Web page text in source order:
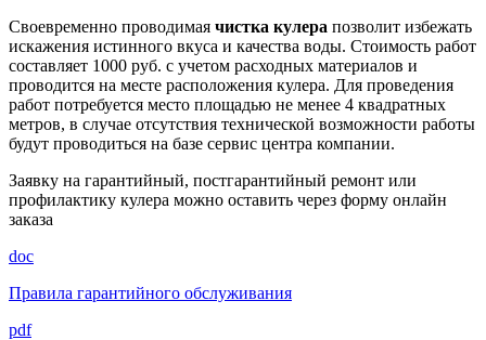
Своевременно проводимая чистка кулера позволит избежать
искажения истинного вкуса и качества воды. Стоимость работ
составляет 1000 руб. с учетом расходных материалов и
проводится на месте расположения кулера. Для проведения
работ потребуется место площадью не менее 4 квадратных
метров, в случае отсутствия технической возможности работы
будут проводиться на базе сервис центра компании.
Заявку на гарантийный, постгарантийный ремонт или
профилактику кулера можно оставить через форму онлайн
заказа
doc
Правила гарантийного обслуживания
pdf